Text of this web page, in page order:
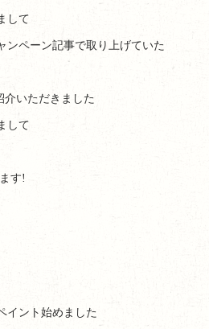
して
ペーン記事で取り上げていた
介いただきました
して
す!
イント始めました